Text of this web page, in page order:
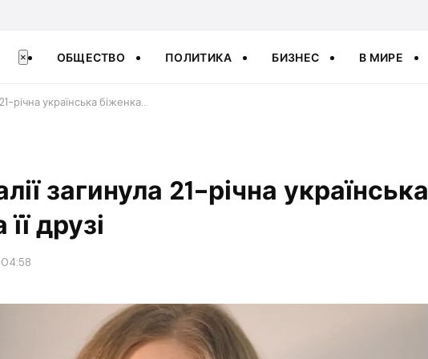
× ОБЩЕСТВО ПОЛИТИКА БИЗНЕС В МИРЕ
річна українська біженка…
загинула 21-річна українська
друзі
04:58